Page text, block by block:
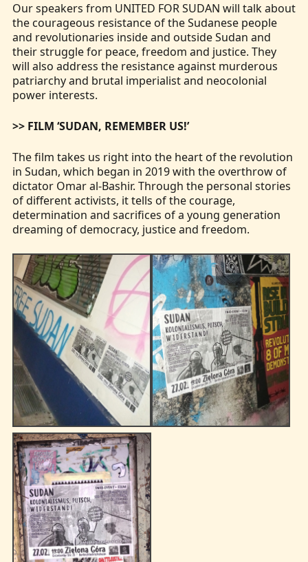
Our speakers from UNITED FOR SUDAN will talk about
the courageous resistance of the Sudanese people
and revolutionaries inside and outside Sudan and
their struggle for peace, freedom and justice. They
will also address the resistance against murderous
patriarchy and brutal imperialist and neocolonial
power interests.
>> FILM ‘SUDAN, REMEMBER US!’
The film takes us right into the heart of the revolution
in Sudan, which began in 2019 with the overthrow of
dictator Omar al-Bashir. Through the personal stories
of different activists, it tells of the courage,
determination and sacrifices of a young generation
dreaming of democracy, justice and freedom.